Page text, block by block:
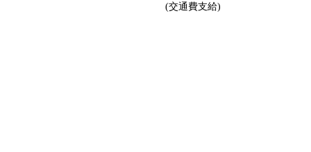
(交通費支給)